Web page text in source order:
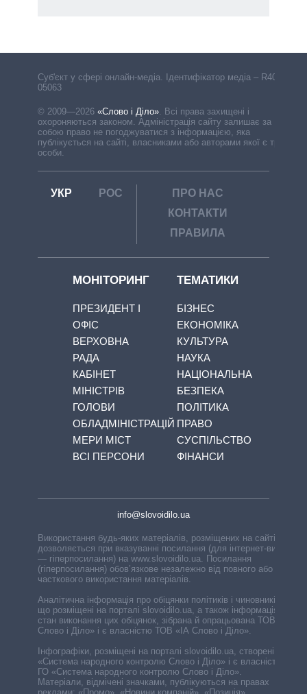
Cуб'єкт у сфері онлайн-медіа. Ідентифікатор медіа – R40-
05063
© 2009—2026 «Слово і Діло» Всі права захищені і
охороняються законом. Адміністрація сайту залишає за
собою право не погоджуватися з інформацією, яка
публікується на сайті, власниками або авторами якої є треті
особи.
УКР РОС
ПРО НАС
КОНТАКТИ
ПРАВИЛА
МОНІТОРИНГ
ПРЕЗИДЕНТ І
ОФІС
ВЕРХОВНА
РАДА
КАБІНЕТ
МІНІСТРІВ
ГОЛОВИ
ОБЛАДМІНІСТРАЦІЙ
МЕРИ МІСТ
ВСІ ПЕРСОНИ
ТЕМАТИКИ
БІЗНЕС
ЕКОНОМІКА
КУЛЬТУРА
НАУКА
НАЦІОНАЛЬНА
БЕЗПЕКА
ПОЛІТИКА
ПРАВО
СУСПІЛЬСТВО
ФІНАНСИ
info@slovoidilo.ua
Використання будь-яких матеріалів, розміщених на сайті,
дозволяється при вказуванні посилання (для інтернет-видань
— гіперпосилання) на www.slovoidilo.ua. Посилання
(гіперпосилання) обов’язкове незалежно від повного або
часткового використання матеріалів.
Аналітична інформація про обіцянки політиків і чиновників,
що розміщені на порталі slovoidilo.ua, а також інформація про
стан виконання цих обіцянок, зібрана й опрацьована ТОВ «ІА
Слово і Діло» і є власністю ТОВ «ІА Слово і Діло».
Інфографіки, розміщені на порталі slovoidilo.ua, створені ГО
«Система народного контролю Слово і Діло» і є власністю
ГО «Система народного контролю Слово і Діло».
Матеріали, відмічені значками, публікуються на правах